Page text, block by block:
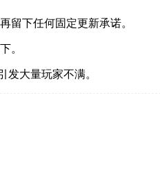
留下任何固定更新承诺。
。
发大量玩家不满。